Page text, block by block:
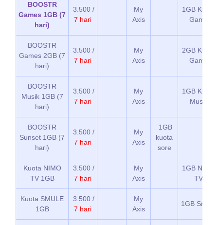
BOOSTR
Games 1GB (7
hari)
3.500 /
7 hari
My
Axis
1GB Kuota
Game
BOOSTR
Games 2GB (7
hari)
3.500 /
7 hari
My
Axis
2GB Kuota
Game
BOOSTR
Musik 1GB (7
hari)
3.500 /
7 hari
My
Axis
1GB Kuota
Musik
BOOSTR
Sunset 1GB (7
hari)
3.500 /
7 hari
My
Axis
1GB
kuota
sore
Kuota NIMO
TV 1GB
3.500 /
7 hari
My
Axis
1GB NIMO
TV
Kuota SMULE
1GB
3.500 /
7 hari
My
Axis
1GB Smule